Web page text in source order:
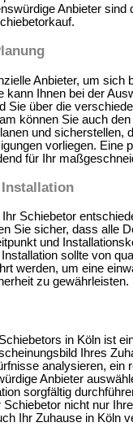
Anbieter sind
Anbieter, um sich
kann Ihnen bei der
Sie über die
können Sie auch den
und sicherstellen,
vorliegen. Eine
für Ihr
Schiebetor
Sie sicher, dass alle
und
sollte von
werden, um eine
zu gewährleisten.
in Köln ist
Ihres
analysieren, ein
Anbieter
sorgfältig
nicht nur
Ihr Zuhause in Köln